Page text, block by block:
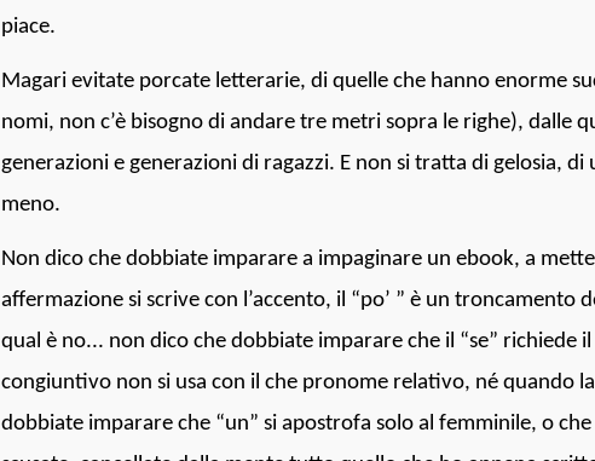
piace.
Magari evitate porcate letterarie, di quelle che hanno enorme
nomi, non c’è bisogno di andare tre metri sopra le righe), dalle
generazioni e generazioni di ragazzi. E non si tratta di gelosia,
meno.
Non dico che dobbiate imparare a impaginare un ebook, a
affermazione si scrive con l’accento, il “po’ ” è un troncamento
qual è no... non dico che dobbiate imparare che il “se” richiede
congiuntivo non si usa con il che pronome relativo, né quando
dobbiate imparare che “un” si apostrofa solo al femminile, o